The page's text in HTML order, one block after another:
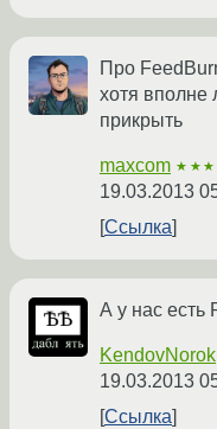
Про
хотя вполне
прикрыть
maxcom
19.03.2013
Ссылка
А у нас есть
KendovNorok
19.03.2013
Ссылка